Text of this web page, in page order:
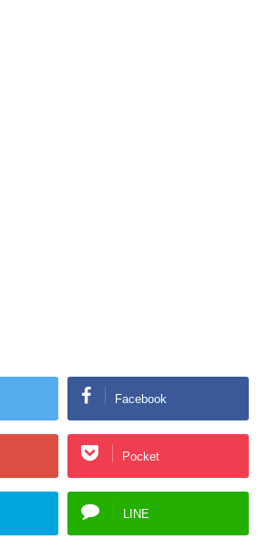
Facebook
Pocket
LINE